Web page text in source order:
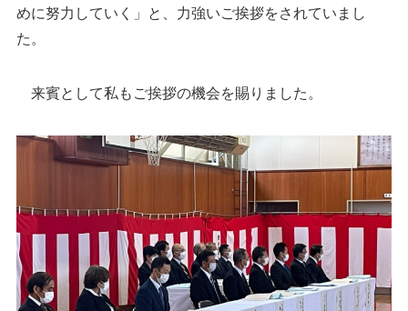
めに努力していく」と、力強いご挨拶をされていまし
た。
来賓として私もご挨拶の機会を賜りました。